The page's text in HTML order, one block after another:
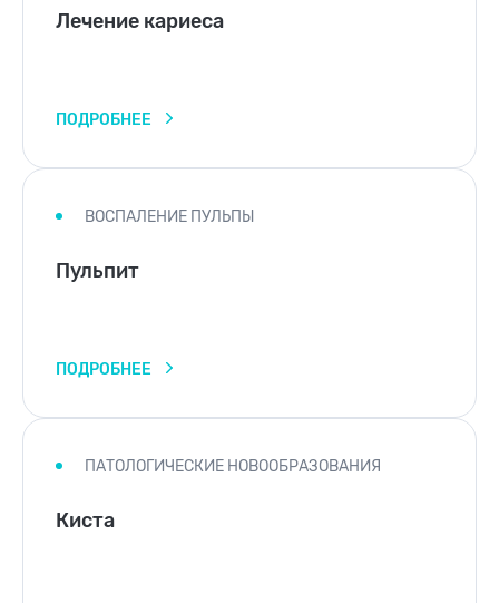
Лечение кариеса
ПОДРОБНЕЕ
ВОСПАЛЕНИЕ ПУЛЬПЫ
Пульпит
ПОДРОБНЕЕ
ПАТОЛОГИЧЕСКИЕ НОВООБРАЗОВАНИЯ
Киста